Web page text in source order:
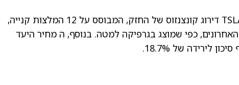
במבט לוול סטריט, האנליסטים מעניקים למניית TSLA דירוג קונצנזוס של החזק, המבוסס על 12 המלצות קנייה,
מחיר היעד